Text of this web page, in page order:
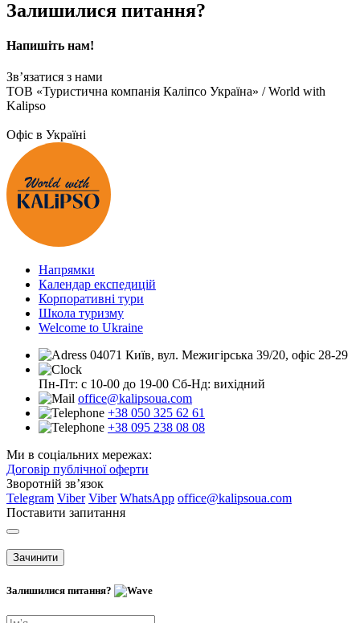
Залишилися питання?
Напишіть нам!
Зв’язатися з нами
ТОВ «Туристична компанія Каліпсо Україна» / World with
Kalipso
Офіс в Україні
Напрямки
Календар експедицій
Корпоративні тури
Школа туризму
Welcome to Ukraine
04071 Київ, вул. Межигірська 39/20, офіс 28-29
Пн-Пт: с 10-00 до 19-00 Сб-Нд: вихідний
office@kalipsoua.com
+38 050 325 62 61
+38 095 238 08 08
Ми в соціальних мережах:
Договір публічної оферти
Зворотній зв’язок
Telegram Viber Viber WhatsApp office@kalipsoua.com
Поставити запитання
Зачинити
Залишилися питання?